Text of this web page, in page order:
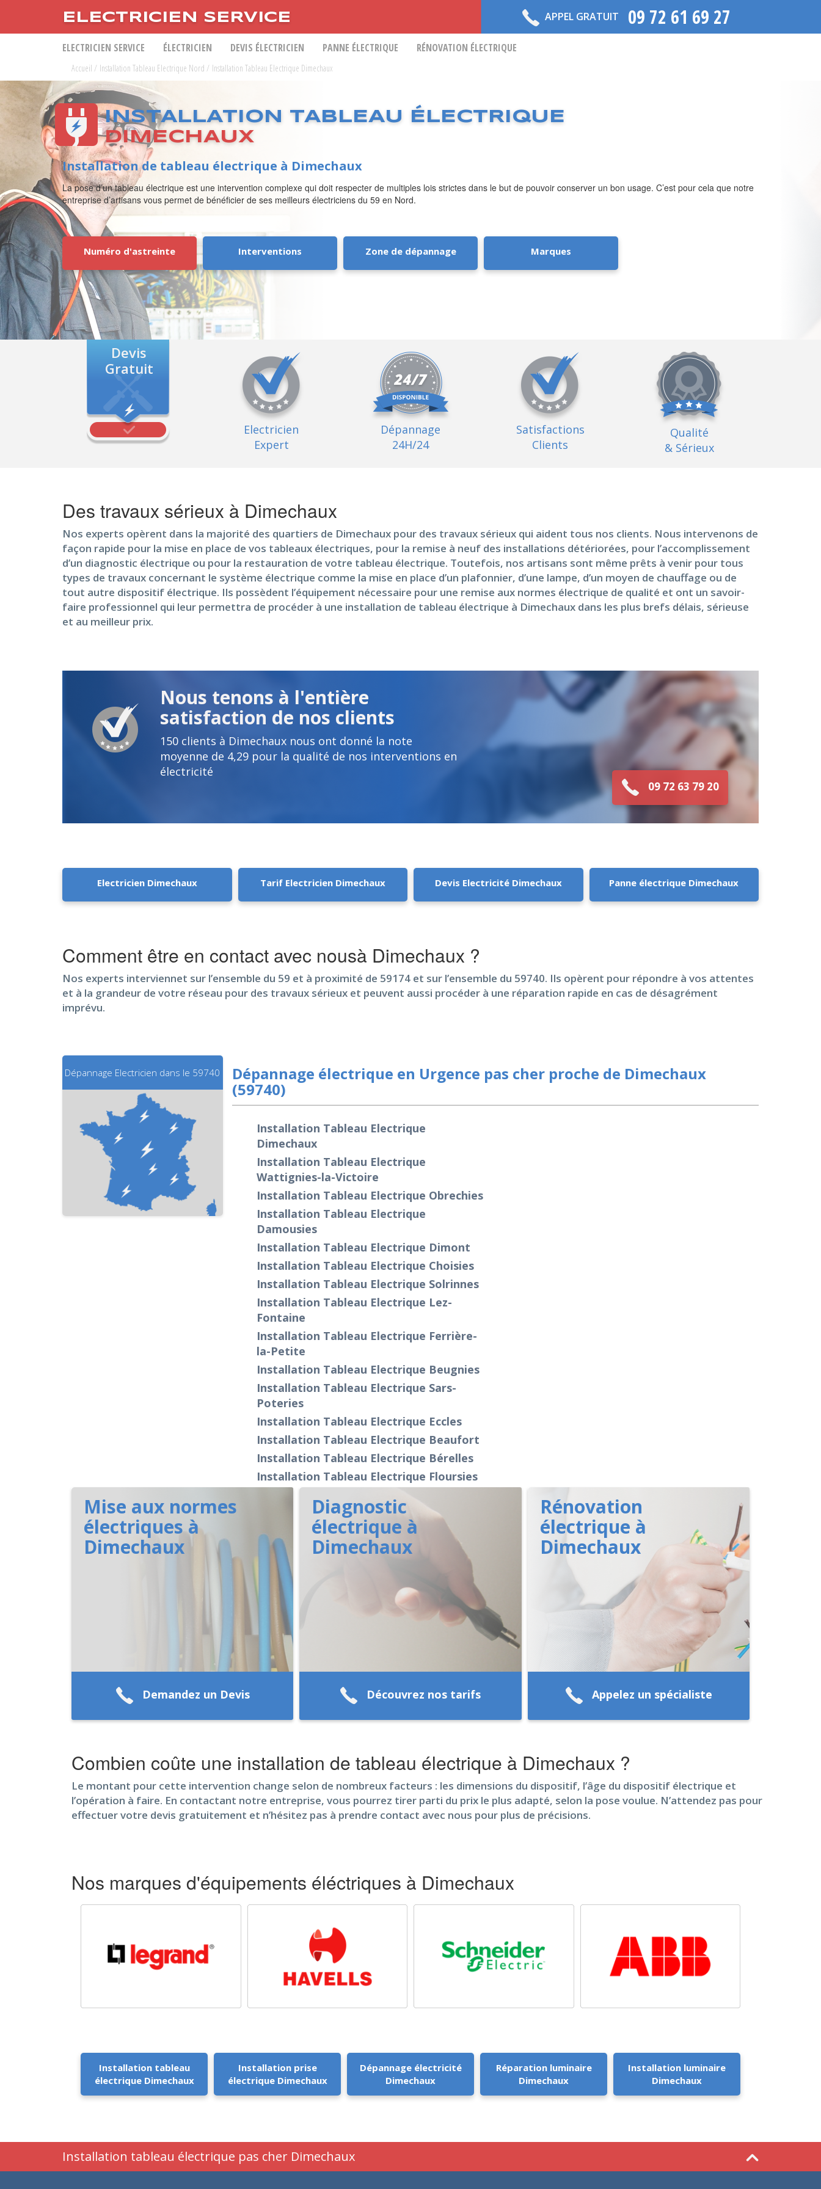
ELECTRICIEN SERVICE APPEL GRATUIT 09 72 61 69 27
ELECTRICIEN SERVICE ÉLECTRICIEN DEVIS ÉLECTRICIEN PANNE ÉLECTRIQUE RÉNOVATION ÉLECTRIQUE
Accueil / Installation Tableau Electrique Nord / Installation Tableau Electrique Dimechaux
INSTALLATION TABLEAU ÉLECTRIQUE
DIMECHAUX
Installation de tableau électrique à Dimechaux
La pose d’un tableau électrique est une intervention complexe qui doit respecter de multiples lois strictes dans le but de pouvoir conserver un bon usage. C’est pour cela que notre
entreprise d’artisans vous permet de bénéficier de ses meilleurs électriciens du 59 en Nord.
Numéro d'astreinte Interventions Zone de dépannage Marques
Devis
Gratuit
Electricien
Expert
Dépannage
24H/24
Satisfactions
Clients
Qualité
& Sérieux
Des travaux sérieux à Dimechaux
Nos experts opèrent dans la majorité des quartiers de Dimechaux pour des travaux sérieux qui aident tous nos clients. Nous intervenons de
façon rapide pour la mise en place de vos tableaux électriques, pour la remise à neuf des installations détériorées, pour l’accomplissement
d’un diagnostic électrique ou pour la restauration de votre tableau électrique. Toutefois, nos artisans sont même prêts à venir pour tous
types de travaux concernant le système électrique comme la mise en place d’un plafonnier, d’une lampe, d’un moyen de chauffage ou de
tout autre dispositif électrique. Ils possèdent l’équipement nécessaire pour une remise aux normes électrique de qualité et ont un savoir-
faire professionnel qui leur permettra de procéder à une installation de tableau électrique à Dimechaux dans les plus brefs délais, sérieuse
et au meilleur prix.
Nous tenons à l'entière
satisfaction de nos clients
150 clients à Dimechaux nous ont donné la note
moyenne de 4,29 pour la qualité de nos interventions en
électricité
09 72 63 79 20
Electricien Dimechaux Tarif Electricien Dimechaux Devis Electricité Dimechaux Panne électrique Dimechaux
Comment être en contact avec nousà Dimechaux ?
Nos experts interviennet sur l’ensemble du 59 et à proximité de 59174 et sur l’ensemble du 59740. Ils opèrent pour répondre à vos attentes
et à la grandeur de votre réseau pour des travaux sérieux et peuvent aussi procéder à une réparation rapide en cas de désagrément
imprévu.
Dépannage Electricien dans le 59740 Dépannage électrique en Urgence pas cher proche de Dimechaux
(59740)
Installation Tableau Electrique
Dimechaux
Installation Tableau Electrique
Wattignies-la-Victoire
Installation Tableau Electrique Obrechies
Installation Tableau Electrique
Damousies
Installation Tableau Electrique Dimont
Installation Tableau Electrique Choisies
Installation Tableau Electrique Solrinnes
Installation Tableau Electrique Lez-
Fontaine
Installation Tableau Electrique Ferrière-
la-Petite
Installation Tableau Electrique Beugnies
Installation Tableau Electrique Sars-
Poteries
Installation Tableau Electrique Eccles
Installation Tableau Electrique Beaufort
Installation Tableau Electrique Bérelles
Installation Tableau Electrique Floursies
Mise aux normes
électriques à
Dimechaux
Demandez un Devis
Diagnostic
électrique à
Dimechaux
Découvrez nos tarifs
Rénovation
électrique à
Dimechaux
Appelez un spécialiste
Combien coûte une installation de tableau électrique à Dimechaux ?
Le montant pour cette intervention change selon de nombreux facteurs : les dimensions du dispositif, l’âge du dispositif électrique et
l’opération à faire. En contactant notre entreprise, vous pourrez tirer parti du prix le plus adapté, selon la pose voulue. N’attendez pas pour
effectuer votre devis gratuitement et n’hésitez pas à prendre contact avec nous pour plus de précisions.
Nos marques d'équipements éléctriques à Dimechaux
Installation tableau
électrique Dimechaux
Installation prise
électrique Dimechaux
Dépannage électricité
Dimechaux
Réparation luminaire
Dimechaux
Installation luminaire
Dimechaux
Installation tableau électrique pas cher Dimechaux